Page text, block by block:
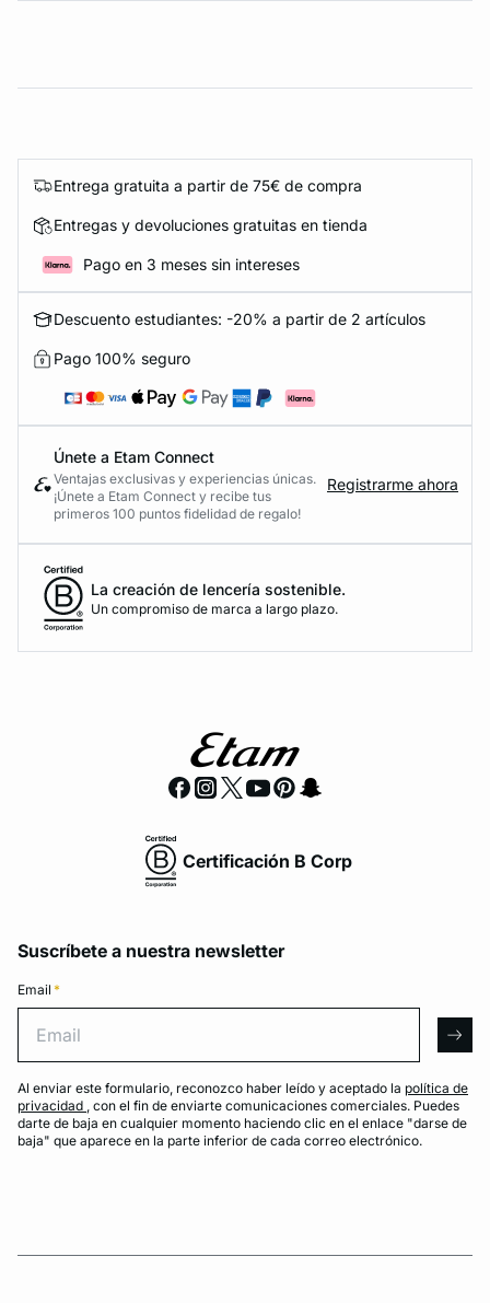
Entrega gratuita a partir de 75€ de compra
Entregas y devoluciones gratuitas en tienda
Pago en 3 meses sin intereses
Descuento estudiantes: -20% a partir de 2 artículos
Pago 100% seguro
Únete a Etam Connect
Ventajas exclusivas y experiencias únicas.
¡Únete a Etam Connect y recibe tus
primeros 100 puntos fidelidad de regalo!
Registrarme ahora
La creación de lencería sostenible.
Un compromiso de marca a largo plazo.
Certificación B Corp
Suscríbete a nuestra newsletter
Email *
Al enviar este formulario, reconozco haber leído y aceptado la política de
privacidad , con el fin de enviarte comunicaciones comerciales. Puedes
darte de baja en cualquier momento haciendo clic en el enlace "darse de
baja" que aparece en la parte inferior de cada correo electrónico.